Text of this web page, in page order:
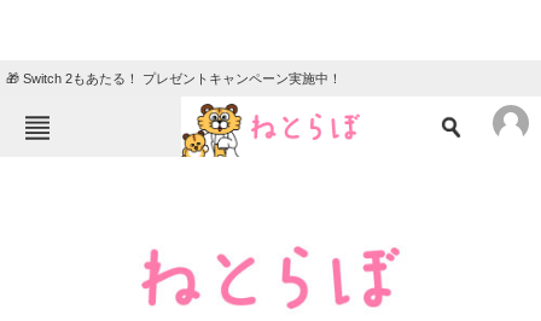
🎁 Switch 2もあたる！ プレゼントキャンペーン実施中！
クイズ
地域